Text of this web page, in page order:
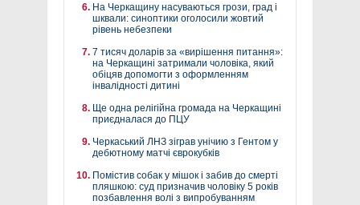
На Черкащину насуваються грози, град і
шквали: синоптики оголосили жовтий
рівень небезпеки
7 тисяч доларів за «вирішення питання»:
на Черкащині затримали чоловіка, який
обіцяв допомогти з оформленням
інвалідності дитині
Ще одна релігійна громада на Черкащині
приєдналася до ПЦУ
Черкаський ЛНЗ зіграв унічию з Гентом у
дебютному матчі єврокубків
Помістив собак у мішок і забив до смерті
пляшкою: суд призначив чоловіку 5 років
позбавлення волі з випробуванням